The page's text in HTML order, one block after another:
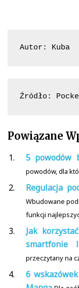
Autor: Kuba
Źródło:
Powiązane
5 powodów
powodów, dla
Regulacja
Wbudowane
funkcji
Jak
smartfonie
przeczytany na
6